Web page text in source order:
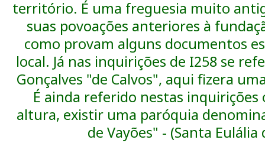
território. É uma freguesia muito
suas povoações anteriores à
como provam alguns documentos
local. Já nas inquirições de I258 se
Gonçalves "de Calvos", aqui fizera
É ainda referido nestas inquirições
altura, existir uma paróquia
de Vayões" - (Santa Eulália